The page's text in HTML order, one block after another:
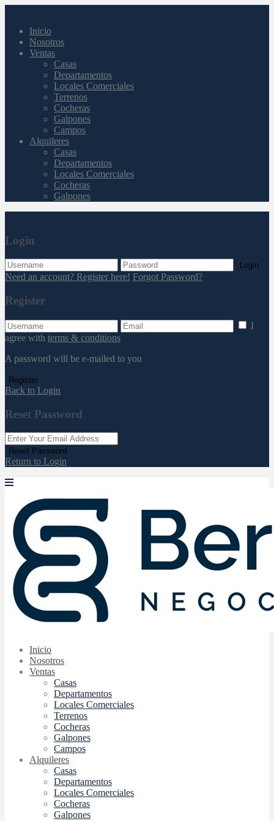
Inicio
Nosotros
Ventas
Casas
Departamentos
Locales Comerciales
Terrenos
Cocheras
Galpones
Campos
Alquileres
Casas
Departamentos
Locales Comerciales
Cocheras
Galpones
Login
Login
Need an account? Register here! Forgot Password?
Register
I
agree with terms & conditions
A password will be e-mailed to you
Register
Back to Login
Reset Password
Reset Password
Return to Login
Inicio
Nosotros
Ventas
Casas
Departamentos
Locales Comerciales
Terrenos
Cocheras
Galpones
Campos
Alquileres
Casas
Departamentos
Locales Comerciales
Cocheras
Galpones